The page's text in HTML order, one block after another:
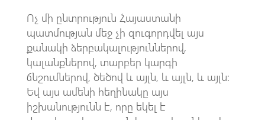
Ոչ մի ընտրություն Հայաստանի
պատմության մեջ չի զուգորդվել այս
քանակի ձերբակալություններով,
կալանքներով, տարբեր կարգի
ճնշումներով, ծեծով և այլն, և այլն, և այլն:
Եվ այս ամենի հեղինակը այս
իշխանությունն է, որը եկել է